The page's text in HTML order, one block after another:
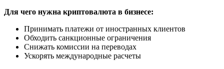
Для чего нужна криптовалюта в бизнесе:
Принимать платежи от иностранных клиентов
Обходить санкционные ограничения
Снижать комиссии на переводах
Ускорять международные расчеты